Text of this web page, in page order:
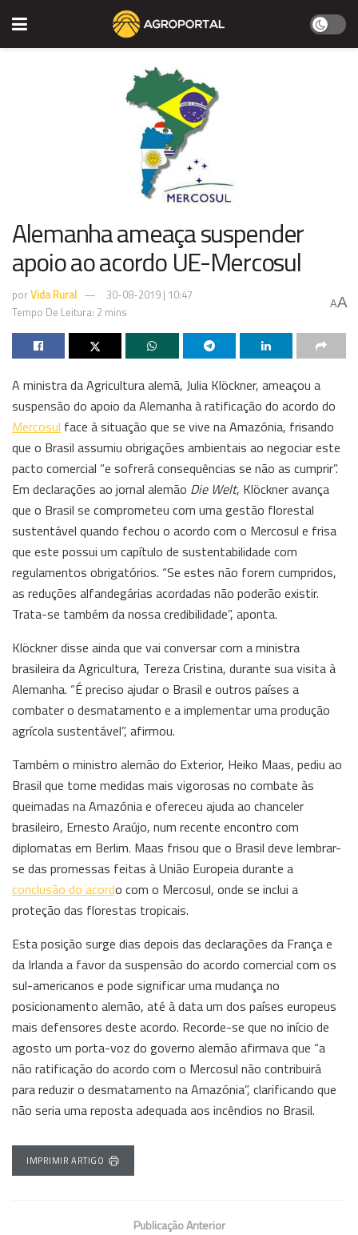
Alemanha ameaça suspender
apoio ao acordo UE-Mercosul
porVida Rural
30-08-2019 | 10:47
Tempo De Leitura: 2 mins
AA
A ministra da Agricultura alemã, Julia Klöckner, ameaçou a
suspensão do apoio da Alemanha à ratificação do acordo do
Mercosul face à situação que se vive na Amazónia, frisando
que o Brasil assumiu obrigações ambientais ao negociar este
pacto comercial “e sofrerá consequências se não as cumprir”.
Em declarações ao jornal alemão Die Welt, Klöckner avança
que o Brasil se comprometeu com uma gestão florestal
sustentável quando fechou o acordo com o Mercosul e frisa
que este possui um capítulo de sustentabilidade com
regulamentos obrigatórios. “Se estes não forem cumpridos,
as reduções alfandegárias acordadas não poderão existir.
Trata-se também da nossa credibilidade”, aponta.
Klöckner disse ainda que vai conversar com a ministra
brasileira da Agricultura, Tereza Cristina, durante sua visita à
Alemanha. “É preciso ajudar o Brasil e outros países a
combater o desmatamento e a implementar uma produção
agrícola sustentável”, afirmou.
Também o ministro alemão do Exterior, Heiko Maas, pediu ao
Brasil que tome medidas mais vigorosas no combate às
queimadas na Amazónia e ofereceu ajuda ao chanceler
brasileiro, Ernesto Araújo, num recente encontro com
diplomatas em Berlim. Maas frisou que o Brasil deve lembrar-
se das promessas feitas à União Europeia durante a
conclusão do acordo com o Mercosul, onde se inclui a
proteção das florestas tropicais.
Esta posição surge dias depois das declarações da França e
da Irlanda a favor da suspensão do acordo comercial com os
sul-americanos e pode significar uma mudança no
posicionamento alemão, até à data um dos países europeus
mais defensores deste acordo. Recorde-se que no início de
agosto um porta-voz do governo alemão afirmava que “a
não ratificação do acordo com o Mercosul não contribuirá
para reduzir o desmatamento na Amazónia”, clarificando que
não seria uma reposta adequada aos incêndios no Brasil.
IMPRIMIR ARTIGO
Publicação Anterior